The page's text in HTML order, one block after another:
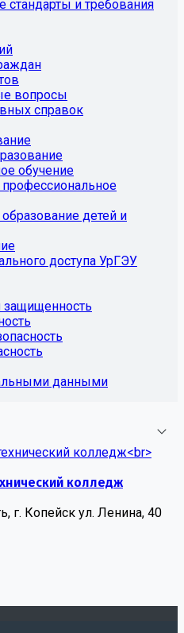
стандарты и требования
вопросы
справок
обучение
детей и
доступа УрГЭУ
защищенность
данными
колледж
г. Копейск ул. Ленина, 40